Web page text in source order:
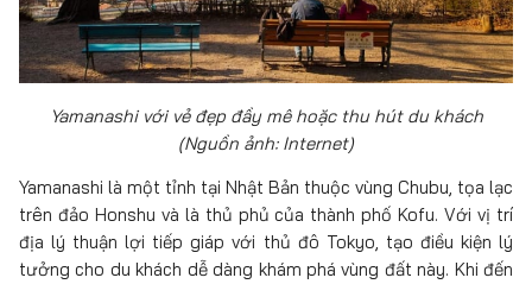
Yamanashi với vẻ đẹp đầy mê hoặc thu hút du khách
(Nguồn ảnh: Internet)
Yamanashi là một tỉnh tại Nhật Bản thuộc vùng Chubu, tọa lạc
trên đảo Honshu và là thủ phủ của thành phố Kofu. Với vị trí
địa lý thuận lợi tiếp giáp với thủ đô Tokyo, tạo điều kiện lý
tưởng cho du khách dễ dàng khám phá vùng đất này. Khi đến